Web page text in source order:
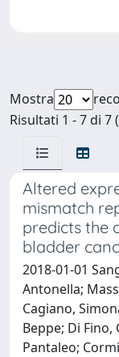
Mostra
Risultati 1 - 7 di 7
Altered
mismatch
predicts the
bladder
2018-01-01
Antonella;
Cagiano,
Beppe; Di
Pantaleo;